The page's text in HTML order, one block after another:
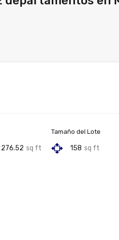
276.52 sq ft
Tamaño del Lote
158 sq ft